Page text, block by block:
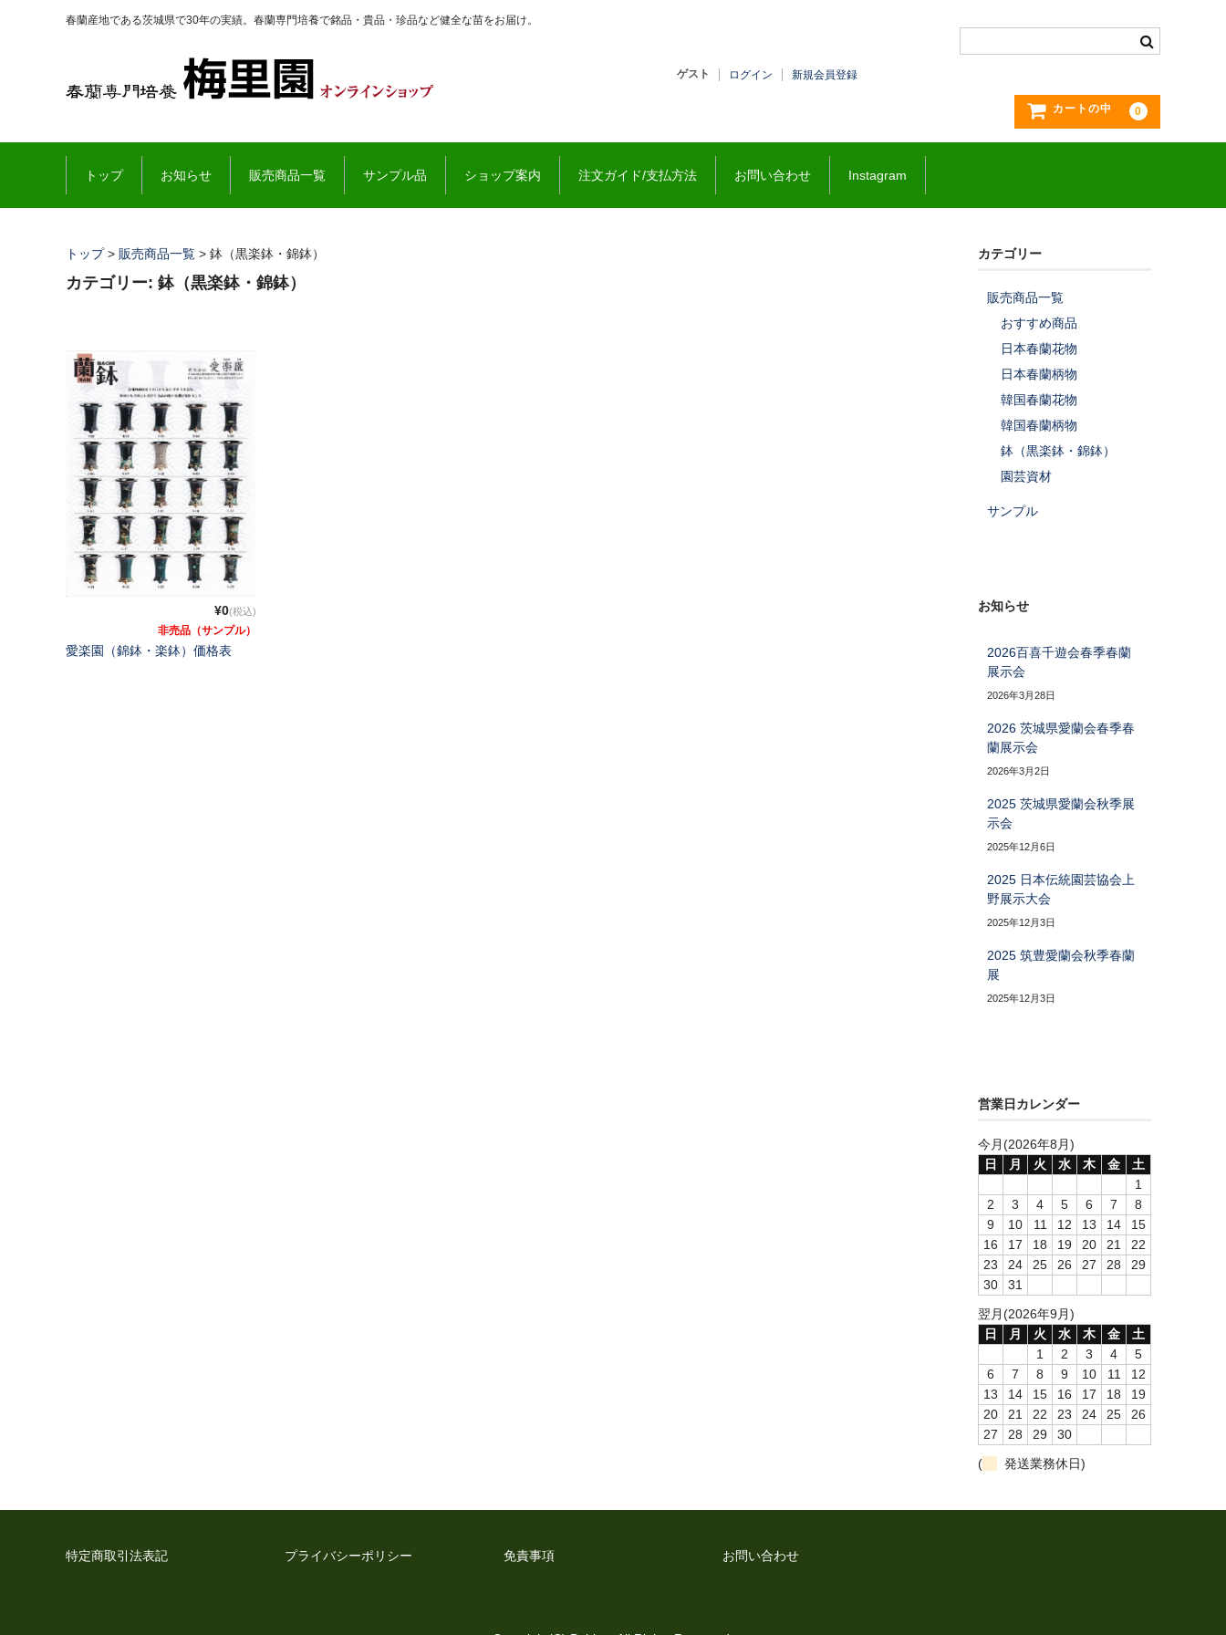
春蘭産地である茨城県で30年の実績。春蘭専門培養で銘品・貴品・珍品など健全な苗をお届け。
ゲスト ログイン 新規会員登録
カートの中 0
トップ お知らせ 販売商品一覧 サンプル品 ショップ案内 注文ガイド/支払方法 お問い合わせ Instagram
トップ> 販売商品一覧 > 鉢（黒楽鉢・錦鉢）
カテゴリー: 鉢（黒楽鉢・錦鉢）
¥0(税込)
非売品（サンプル）
愛楽園（錦鉢・楽鉢）価格表
カテゴリー
販売商品一覧
おすすめ商品
日本春蘭花物
日本春蘭柄物
韓国春蘭花物
韓国春蘭柄物
鉢（黒楽鉢・錦鉢）
園芸資材
サンプル
お知らせ
2026百喜千遊会春季春蘭
展示会
2026年3月28日
2026 茨城県愛蘭会春季春
蘭展示会
2026年3月2日
2025 茨城県愛蘭会秋季展
示会
2025年12月6日
2025 日本伝統園芸協会上
野展示大会
2025年12月3日
2025 筑豊愛蘭会秋季春蘭
展
2025年12月3日
営業日カレンダー
今月(2026年8月)
日
月 火 水 木 金
土
1
2
3 4 5 6 7
8
9
10 11 12 13 14
15
16
17 18 19 20 21
22
23
24 25 26 27 28
29
30
31
翌月(2026年9月)
日
月 火 水 木 金
土
1
2 3 4
5
6
7 8 9 10 11
12
13
14 15 16 17 18
19
20
21 22 23 24 25
26
27
28 29
30
(
発送業務休日)
特定商取引法表記 プライバシーポリシー 免責事項 お問い合わせ